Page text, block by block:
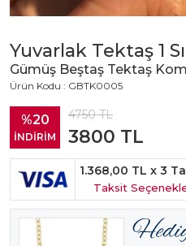
Yuvarlak Tektaş 1
Gümüş Beştaş Tektaş
Ürün Kodu : GBTK0005
%20
İNDİRİM
4750TL
3800 TL
1.368,00 TL x 3
Taksit